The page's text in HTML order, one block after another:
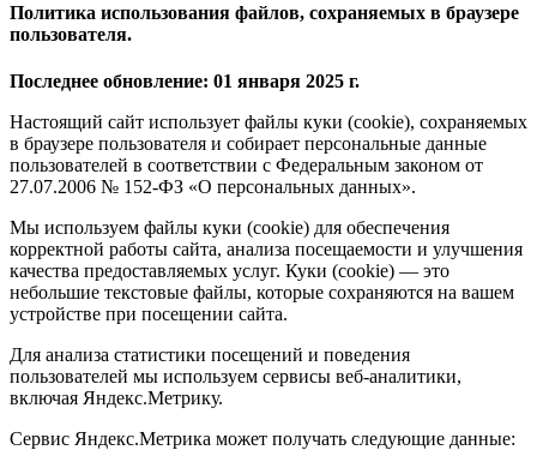
Политика использования файлов, сохраняемых в браузере
пользователя.
Последнее обновление: 01 января 2025 г.
Настоящий сайт использует файлы куки (cookie), сохраняемых
в браузере пользователя и собирает персональные данные
пользователей в соответствии с Федеральным законом от
27.07.2006 № 152-ФЗ «О персональных данных».
Мы используем файлы куки (cookie) для обеспечения
корректной работы сайта, анализа посещаемости и улучшения
качества предоставляемых услуг. Куки (cookie) — это
небольшие текстовые файлы, которые сохраняются на вашем
устройстве при посещении сайта.
Для анализа статистики посещений и поведения
пользователей мы используем сервисы веб-аналитики,
включая Яндекс.Метрику.
Сервис Яндекс.Метрика может получать следующие данные: